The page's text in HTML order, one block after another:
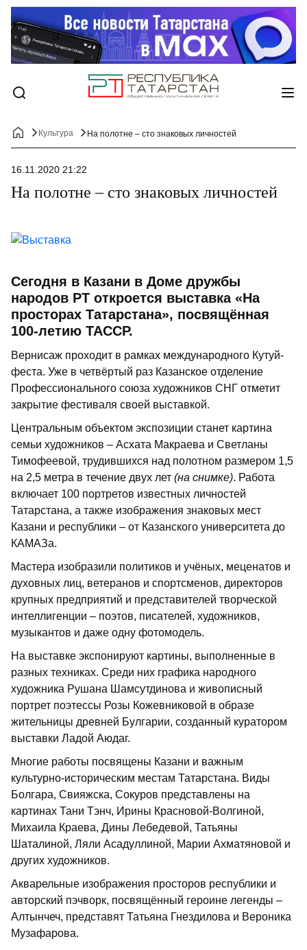
Культура На полотне – сто знаковых личностей
16.11.2020 21:22
На полотне – сто знаковых личностей
Сегодня в Казани в Доме дружбы
народов РТ откроется выставка «На
просторах Татарстана», посвящённая
100-летию ТАССР.
Вернисаж проходит в рамках международного Кутуй-
феста. Уже в четвёртый раз Казанское отделение
Профессионального союза художников СНГ отметит
закрытие фестиваля своей выставкой.
Центральным объектом экспозиции станет картина
семьи художников – Асхата Макраева и Светланы
Тимофеевой, трудившихся над полотном размером 1,5
на 2,5 метра в течение двух лет (на снимке). Работа
включает 100 портретов известных личностей
Татарстана, а также изображения знаковых мест
Казани и республики – от Казанского университета до
КАМАЗа.
Мастера изобразили политиков и учёных, меценатов и
духовных лиц, ветеранов и спортсменов, директоров
крупных предприятий и представителей творческой
интеллигенции – поэтов, писателей, художников,
музыкантов и даже одну фотомодель.
На выставке экспонируют картины, выполненные в
разных техниках. Среди них графика народного
художника Рушана Шамсутдинова и живописный
портрет поэтессы Розы Кожевниковой в образе
жительницы древней Булгарии, созданный куратором
выставки Ладой Аюдаг.
Многие работы посвящены Казани и важным
культурно-историческим местам Татарстана. Виды
Болгара, Свияжска, Сокуров представлены на
картинах Тани Тэнч, Ирины Красновой-Волгиной,
Михаила Краева, Дины Лебедевой, Татьяны
Шаталиной, Ляли Асадуллиной, Марии Ахматяновой и
других художников.
Акварельные изображения просторов республики и
авторский пэчворк, посвящённый героине легенды –
Алтынчеч, представят Татьяна Гнездилова и Вероника
Музафарова.